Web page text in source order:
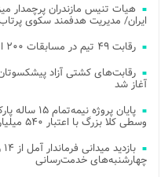
هیات تنیس مازندران پرچمدار
ایران/ مدیریت هدفمند سکوی
رقابت ۴۹ تیم در مسابقات ۲۰۰ امتیازی تنیس ساحلی کشور در مازندران
آغاز شد
وسطی کلا بزرگ با اعتبار ۵۴۰ میلیاردی
چهارشنبه‌های خدمت‌رسانی